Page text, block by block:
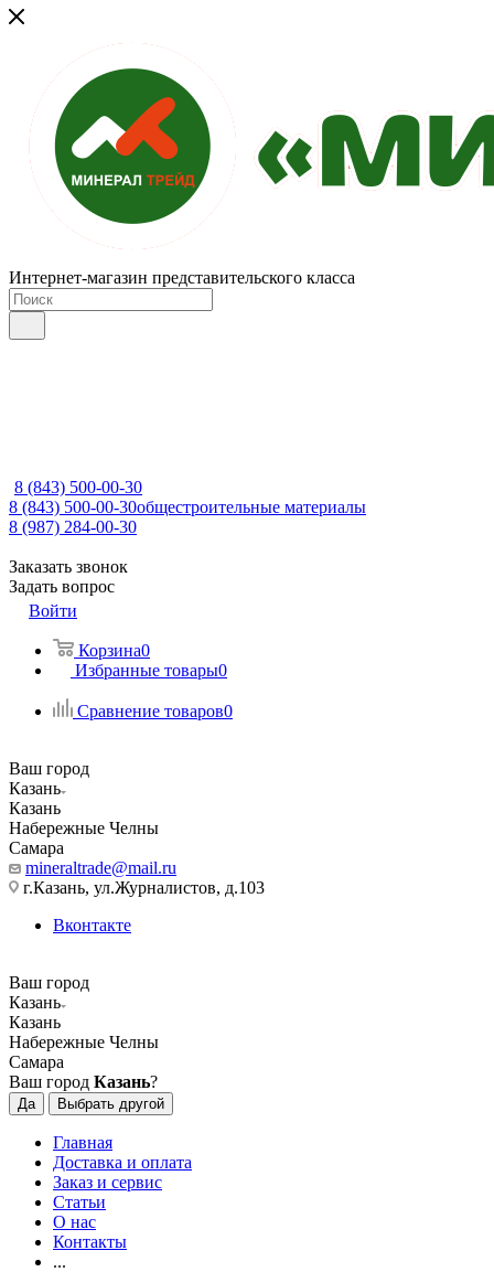
Интернет-магазин представительского класса
8 (843) 500-00-30
8 (843) 500-00-30общестроительные материалы
8 (987) 284-00-30
Заказать звонок
Задать вопрос
Войти
Корзина0
Избранные товары0
Сравнение товаров0
Ваш город
Казань
Казань
Набережные Челны
Самара
mineraltrade@mail.ru
г.Казань, ул.Журналистов, д.103
Вконтакте
Ваш город
Казань
Казань
Набережные Челны
Самара
Ваш город Казань?
Да Выбрать другой
Главная
Доставка и оплата
Заказ и сервис
Статьи
О нас
Контакты
...